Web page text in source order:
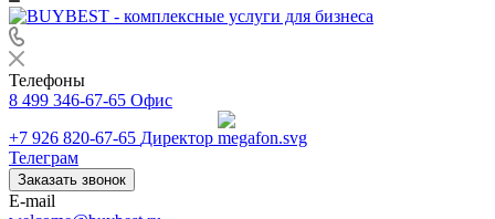
Телефоны
8 499 346-67-65 Офис
+7 926 820-67-65 Директор
Телеграм
Заказать звонок
E-mail